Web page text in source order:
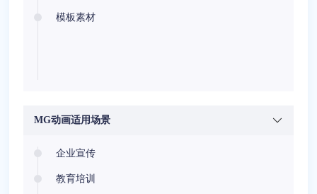
模板素材
MG动画适用场景
企业宣传
教育培训